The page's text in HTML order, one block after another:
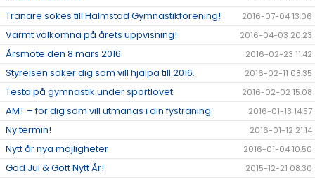
Tränare sökes till Halmstad Gymnastikförening! 2016-07-04 13:06
Varmt välkomna på årets uppvisning! 2016-04-03 20:23
Årsmöte den 8 mars 2016 2016-02-23 11:42
Styrelsen söker dig som vill hjälpa till 2016. 2016-02-11 08:35
Testa på gymnastik under sportlovet 2016-02-02 15:08
AMT – för dig som vill utmanas i din fysträning 2016-01-13 14:57
Ny termin! 2016-01-12 21:14
Nytt år nya möjligheter 2016-01-04 10:50
God Jul & Gott Nytt År! 2015-12-21 08:30